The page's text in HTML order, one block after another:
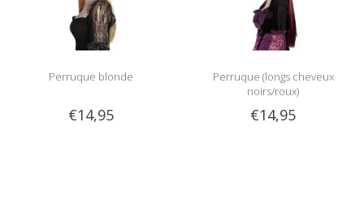
Perruque blonde
€14,95
Perruque (longs cheveux
noirs/roux)
€14,95